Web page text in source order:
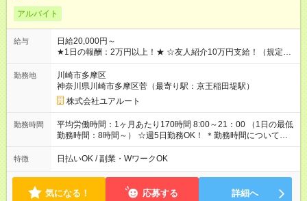
アルバイト
給与
日給20,000円～
★1日の報酬：2万円以上！★ ☆友人紹介10万円支給！（規定あ
り） ☆前払い・週払いOK！ 【月報酬（例）】 宅配便×125個を
配送した場合 日給2万2500円×月24日稼働 ⇒月収54万円 【年間
報酬（例）】 想定年収：648万円以上 【試用期間】試用期間な
し
勤務地
川崎市多摩区
神奈川県川崎市多摩区菅（最寄り駅：京王稲田堤駅）
株式会社ユアルート
勤務時間
平均労働時間：1ヶ月あたり170時間 8:00～21：00 （1日の最低
勤務時間：8時間～） ☆週5日勤務OK！ ＊勤務時間については
お気軽にご相談ください！ 平均労働時間：1ヶ月あたり170時間
8:00～21：00 （1日の最低勤務時間：8時間～） ☆週5日勤務
特徴 日払いOK / 副業・WワークOK
気になる！ 応募する 詳細へ